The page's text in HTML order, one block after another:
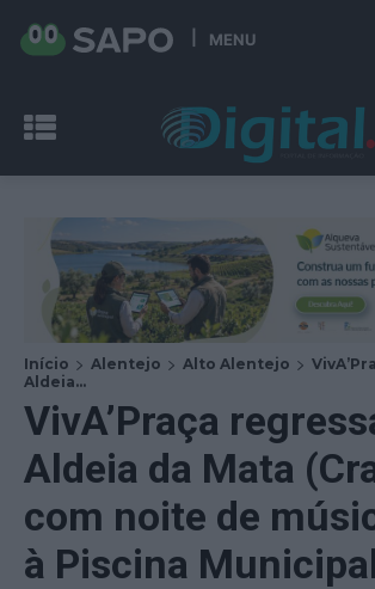
MENU
Início Alentejo Alto Alentejo
Aldeia...
VivA’Praça
Aldeia da Mata
com noite de
à Piscina